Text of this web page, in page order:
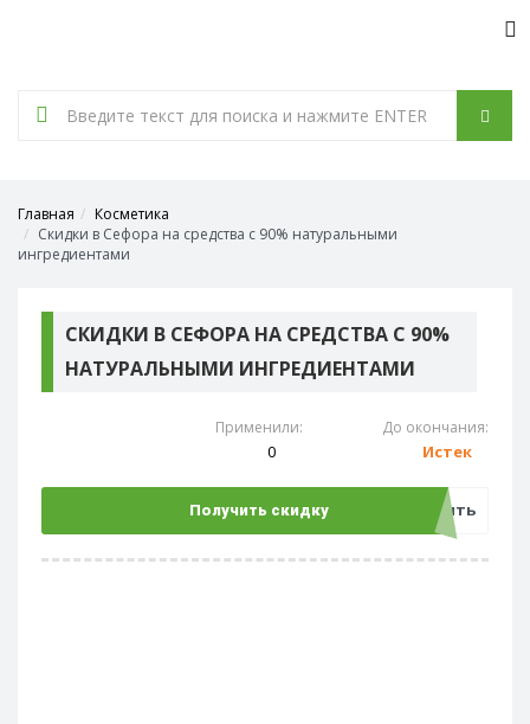
Главная
Косметика
Скидки в Сефора на средства с 90% натуральными
ингредиентами
СКИДКИ В СЕФОРА НА СРЕДСТВА С 90%
НАТУРАЛЬНЫМИ ИНГРЕДИЕНТАМИ
Применили:
0
До окончания:
Истек
Получить скидку Открыть